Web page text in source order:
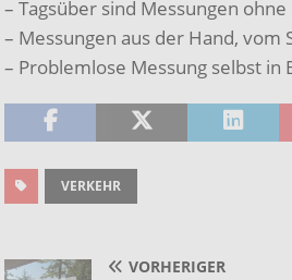
– Tagsüber sind Messungen
– Messungen aus der Hand, vom
– Problemlose Messung selbst
VERKEHR
VORHERIGER